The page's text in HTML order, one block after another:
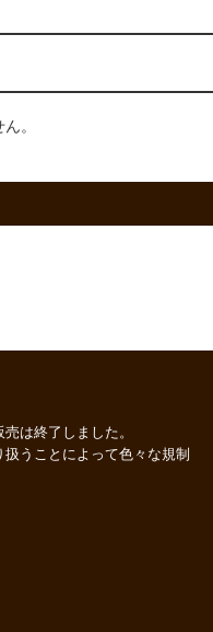
。
は終了しました。
うことによって色々な規制